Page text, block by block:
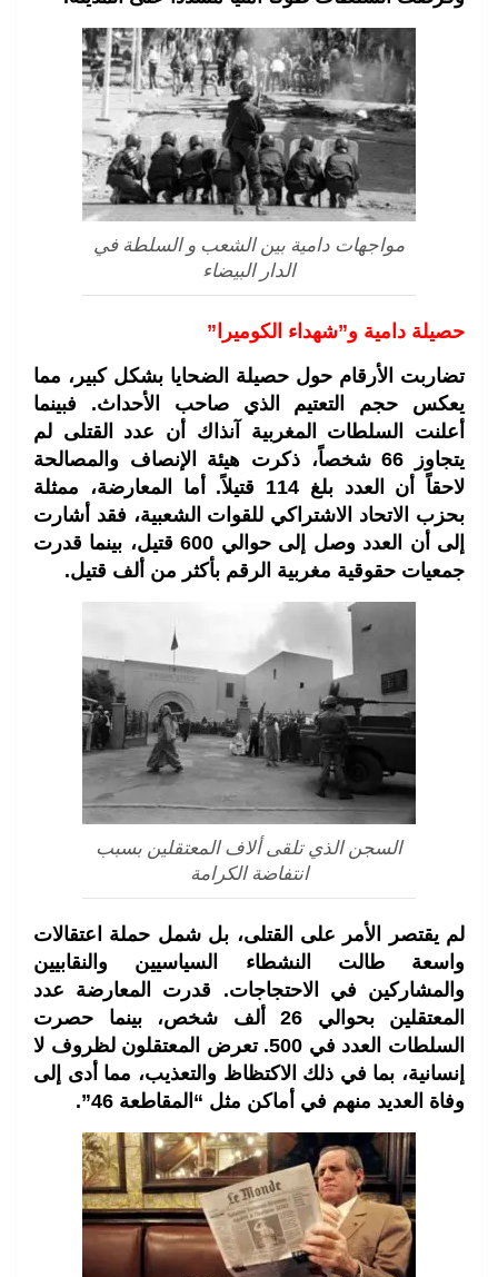
مواجهات دامية بين الشعب و السلطة في
الدار البيضاء
حصيلة دامية و”شهداء الكوميرا”
تضاربت الأرقام حول حصيلة الضحايا بشكل كبير، مما
يعكس حجم التعتيم الذي صاحب الأحداث. فبينما
أعلنت السلطات المغربية آنذاك أن عدد القتلى لم
يتجاوز 66 شخصاً، ذكرت هيئة الإنصاف والمصالحة
لاحقاً أن العدد بلغ 114 قتيلاً. أما المعارضة، ممثلة
بحزب الاتحاد الاشتراكي للقوات الشعبية، فقد أشارت
إلى أن العدد وصل إلى حوالي 600 قتيل، بينما قدرت
جمعيات حقوقية مغربية الرقم بأكثر من ألف قتيل.
السجن الذي تلقى ألاف المعتقلين بسبب
انتفاضة الكرامة
لم يقتصر الأمر على القتلى، بل شمل حملة اعتقالات
واسعة طالت النشطاء السياسيين والنقابيين
والمشاركين في الاحتجاجات. قدرت المعارضة عدد
المعتقلين بحوالي 26 ألف شخص، بينما حصرت
السلطات العدد في 500. تعرض المعتقلون لظروف لا
إنسانية، بما في ذلك الاكتظاظ والتعذيب، مما أدى إلى
وفاة العديد منهم في أماكن مثل “المقاطعة 46”.